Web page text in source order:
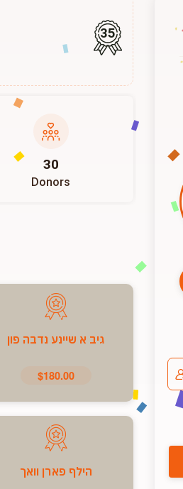
35
30
Donors
גיב א שיינע נדבה פון
$180.00
הילף פארן וואך